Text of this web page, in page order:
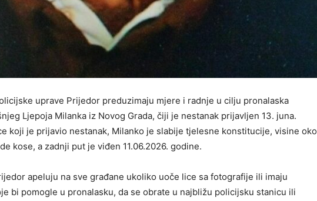
uprave Prijedor preduzimaju mjere i radnje u cilјu pronalaska
Ljepoja Milanka iz Novog Grada, čiji je nestanak prijavlјen 13. juna.
koji je prijavio nestanak, Milanko je slabije tjelesne konstitucije, visine oko
kose, a zadnji put je viđen 11.06.2026. godine.
apeluju na sve građane ukoliko uoče lice sa fotografije ili imaju
bi pomogle u pronalasku, da se obrate u najbližu policijsku stanicu ili